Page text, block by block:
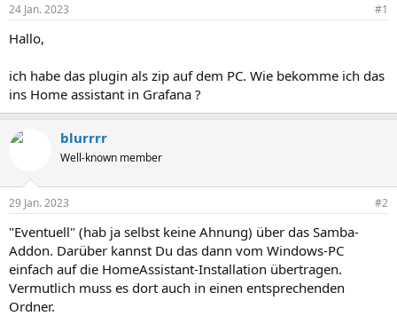
e
r
t
24 Jan. 2023 #1
Hallo,
ich habe das plugin als zip auf dem PC. Wie bekomme ich das
ins Home assistant in Grafana ?
blurrrr
Well-known member
29 Jan. 2023 #2
"Eventuell" (hab ja selbst keine Ahnung) über das Samba-
Addon. Darüber kannst Du das dann vom Windows-PC
einfach auf die HomeAssistant-Installation übertragen.
Vermutlich muss es dort auch in einen entsprechenden
Ordner.